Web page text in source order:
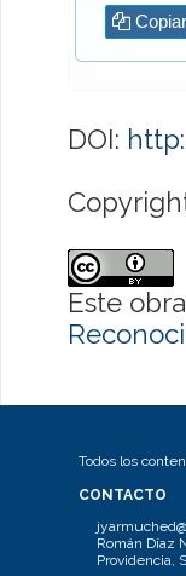
Copiar
DOI:
Este
Todos los
CONTACTO
Román Díaz
Providencia,